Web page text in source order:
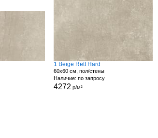
1 Beige Rett Hard
60x60 см, пол/стены
Наличие: по запросу
4272 р/м²